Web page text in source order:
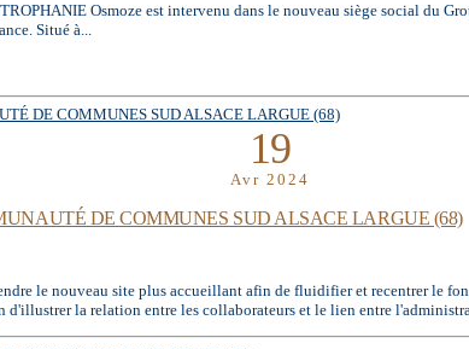
Osmoze est intervenu dans le nouveau siège social du
Situé à...
19
Avr 2024
DE COMMUNES SUD ALSACE LARGUE (68)
le nouveau site plus accueillant afin de fluidifier et recentrer le
d'illustrer la relation entre les collaborateurs et le lien entre